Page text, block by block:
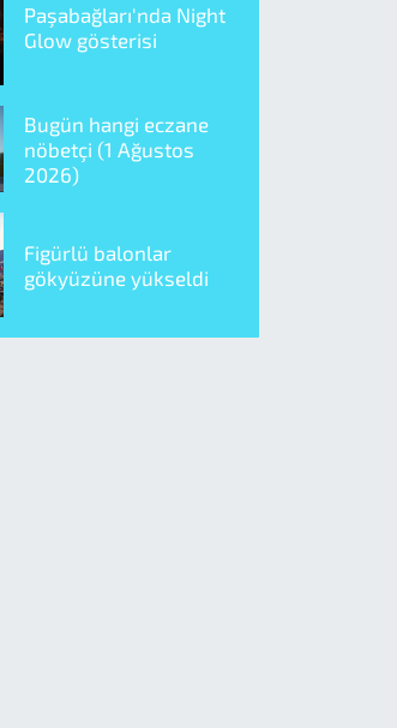
Paşabağları'nda Night
Glow gösterisi
Bugün hangi eczane
nöbetçi (1 Ağustos
2026)
Figürlü balonlar
gökyüzüne yükseldi